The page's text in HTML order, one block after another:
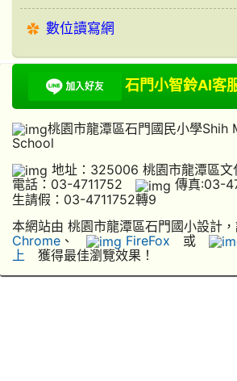
數位讀寫網
石門小智鈴AI客
桃園市龍潭區石門國民小學Shih
School
地址：325006 桃園市龍潭區文
電話：03-4711752
傳真:03-
生請假：03-4711752轉9
本網站由 桃園市龍潭區石門國小設計
Chrome 、 FireFox 或
上 獲得最佳瀏覽效果！